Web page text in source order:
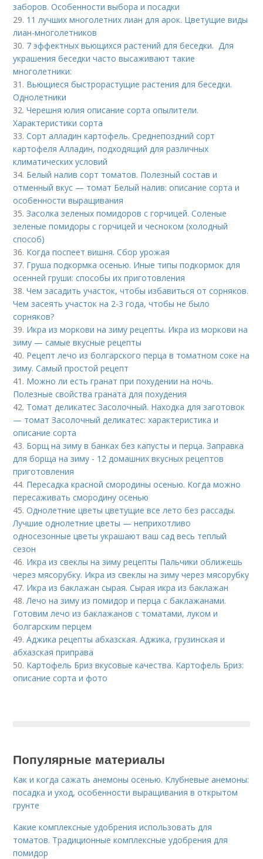
заборов. Особенности выбора и посадки
29. 11 лучших многолетних лиан для арок. Цветущие виды
лиан-многолетников
30. 7 эффектных вьющихся растений для беседки. Для
украшения беседки часто высаживают такие
многолетники:
31. Вьющиеся быстрорастущие растения для беседки.
Однолетники
32.Черешня юлия описание сорта опылители.
Характеристики сорта
33.Сорт алладин картофель. Среднепоздний сорт
картофеля Алладин, подходящий для различных
климатических условий
34. Белый налив сорт томатов. Полезный состав и
отменный вкус — томат Белый налив: описание сорта и
особенности выращивания
35.Засолка зеленых помидоров с горчицей. Соленые
зеленые помидоры с горчицей и чесноком (холодный
способ)
36. Когда поспеет вишня. Сбор урожая
37. Груша подкормка осенью. Иные типы подкормок для
осенней груши: способы их приготовления
38.Чем засадить участок, чтобы избавиться от сорняков.
Чем засеять участок на 2-3 года, чтобы не было
сорняков?
39. Икра из моркови на зиму рецепты. Икра из моркови на
зиму — самые вкусные рецепты
40. Рецепт лечо из болгарского перца в томатном соке на
зиму. Самый простой рецепт
41. Можно ли есть гранат при похудении на ночь.
Полезные свойства граната для похудения
42. Томат деликатес Засолочный. Находка для заготовок
— томат Засолочный деликатес: характеристика и
описание сорта
43. Борщ на зиму в банках без капусты и перца. Заправка
для борща на зиму - 12 домашних вкусных рецептов
приготовления
44. Пересадка красной смородины осенью. Когда можно
пересаживать смородину осенью
45.Однолетние цветы цветущие все лето без рассады.
Лучшие однолетние цветы — неприхотливо
односезонные цветы украшают ваш сад весь теплый
сезон
46. Икра из свеклы на зиму рецепты Пальчики оближешь
через мясорубку. Икра из свеклы на зиму через мясорубку
47. Икра из баклажан сырая. Сырая икра из баклажан
48.Лечо на зиму из помидор и перца с баклажанами.
Готовим лечо из баклажанов с томатами, луком и
болгарским перцем
49.Аджика рецепты абхазская. Аджика, грузинская и
абхазская приправа
50. Картофель Бриз вкусовые качества. Картофель Бриз:
описание сорта и фото
Популярные материалы
Как и когда сажать анемоны осенью. Клубневые анемоны:
посадка и уход, особенности выращивания в открытом
грунте
Какие комплексные удобрения использовать для
томатов. Традиционные комплексные удобрения для
помидор